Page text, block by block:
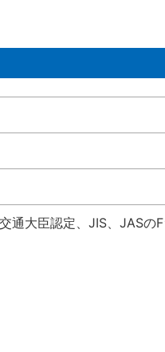
交通大臣認定、JIS、